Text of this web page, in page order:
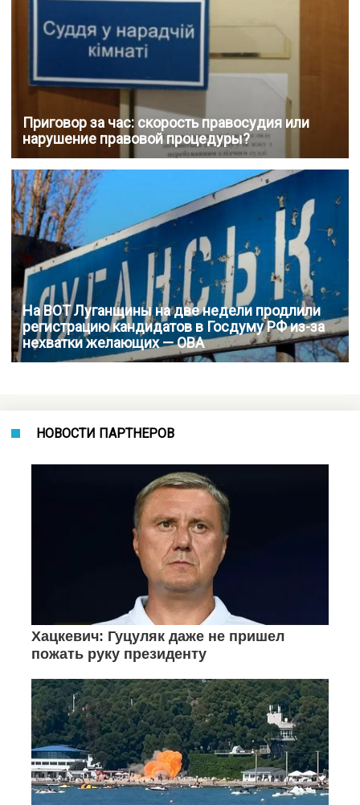
Приговор за час: скорость правосудия или
нарушение правовой процедуры?
На ВОТ Луганщины на две недели продлили
регистрацию кандидатов в Госдуму РФ из-за
нехватки желающих — ОВА
НОВОСТИ ПАРТНЕРОВ